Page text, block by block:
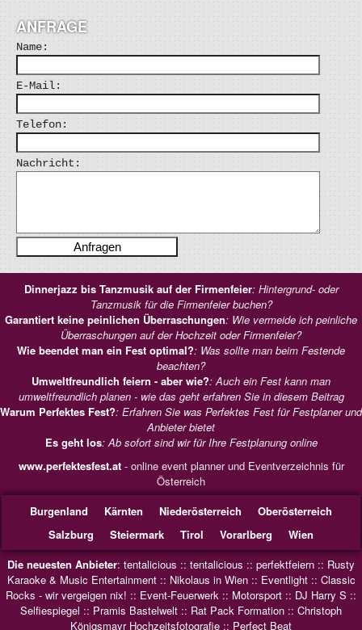
ANFRAGE
Name:
E-Mail:
Telefon:
Nachricht:
Dinnerjazz bis Tanzmusik auf der Firmenfeier: Hintergrund- oder
Tanzmusik für die Firmenfeier buchen?
Garantiert keine peinlichen Überraschungen: Wie vermeide ich peinliche
Überraschungen auf der Hochzeit oder Firmenfeier?
Wie beendet man ein Fest optimal?: Was sollte man beim Festende
beachten?
Umweltfreundlich feiern - aber wie?: Auch ein Fest kann man
umweltfreundlich planen - wie das geht erfahren Sie in diesem Beitrag
Warum Perfektes Fest?: Erfahren Sie was Perfektes Fest für Festplaner und
Anbieter bietet
Es geht los: Ab sofort sind wir für Ihre Festplanung online
www.perfektesfest.at- online event planner und Eventverzeichnis für
Österreich
Burgenland
Kärnten Niederösterreich
Oberösterreich
Salzburg
Steiermark Tirol Vorarlberg
Wien
Die neuesten Anbieter: tentalicious :: tentalicious :: perfektfeiern :: Rusty
Karaoke & Music Entertainment:: Nikolaus in Wien:: Eventlight:: Classic
Rocks - wir vergeigen nix! :: Event-Feuerwerk :: Motorsport :: DJ Harry S ::
Selfiespiegel :: Pramis Bastelwelt :: Rat Pack Formation :: Christoph
Königsmayr Hochzeitsfotografie :: Perfect Beat